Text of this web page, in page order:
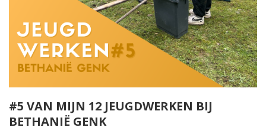
#5 VAN MIJN 12 JEUGDWERKEN BIJ
BETHANIË GENK